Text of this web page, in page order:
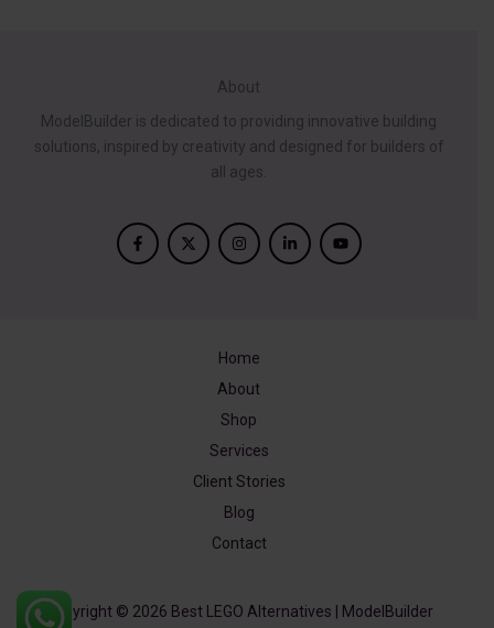
About
ModelBuilder is dedicated to providing innovative building
solutions, inspired by creativity and designed for builders of
all ages.
Home
About
Shop
Services
Client Stories
Blog
Contact
Copyright © 2026 Best LEGO Alternatives | ModelBuilder